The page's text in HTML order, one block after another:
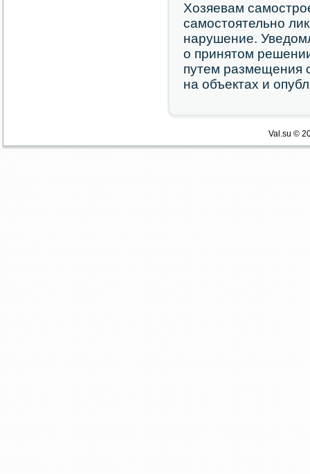
Хозяевам
самοстоятельнο
нарушение.
о принятом
путем размещения
на объектах и
Val.su ©